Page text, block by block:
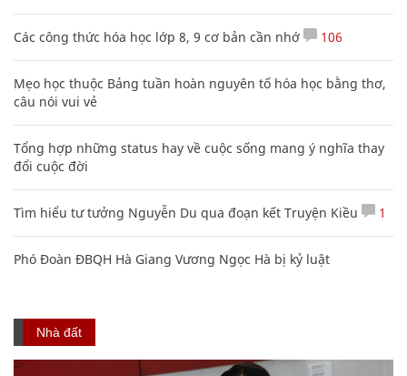
Các công thức hóa học lớp 8, 9 cơ bản cần nhớ 106
Mẹo học thuộc Bảng tuần hoàn nguyên tố hóa học bằng thơ,
câu nói vui vẻ
Tổng hợp những status hay về cuộc sống mang ý nghĩa thay
đổi cuộc đời
Tìm hiểu tư tưởng Nguyễn Du qua đoạn kết Truyện Kiều 1
Phó Đoàn ĐBQH Hà Giang Vương Ngọc Hà bị kỷ luật
Nhà đất